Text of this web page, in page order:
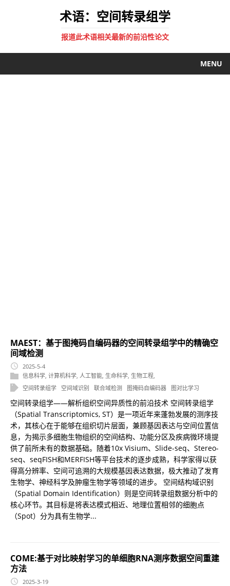
术语：空间转录组学
报道此术语相关最新的前沿性论文
MENU
MAEST：基于图掩码自编码器的空间转录组学中的精确空
间域检测
2025-5-4
信息科学, 计算机科学, 人工智能, 生命科学, 生物工程,
空间转录组学 空间域识别 联合域检测 图掩码自编码器 图对比学习
空间转录组学——解析组织空间异质性的前沿技术 空间转录组学
（Spatial Transcriptomics, ST）是一项近年来蓬勃发展的测序技
术，其核心在于能够在组织切片层面，兼顾基因表达与空间位置信
息，为揭示多细胞生物组织的空间结构、功能分区及疾病微环境提
供了前所未有的数据基础。随着10x Visium、Slide-seq、Stereo-
seq、seqFISH和MERFISH等平台技术的逐步成熟，科学家得以获
得高分辨率、空间可追溯的大规模基因表达数据，极大推动了发育
生物学、神经科学及肿瘤生物学等领域的进步。 空间结构域识别
（Spatial Domain Identification）则是空间转录组数据分析中的
核心环节。其目标是将表达模式相近、地理位置相邻的细胞点
（Spot）分为具有生物学...
COME:基于对比映射学习的单细胞RNA测序数据空间重建
方法
2025-3-19